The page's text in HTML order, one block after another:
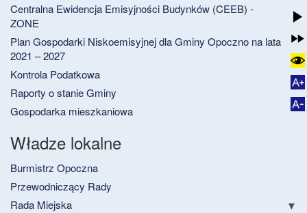
Centralna Ewidencja Emisyjności Budynków (CEEB) -
ZONE
Plan Gospodarki Niskoemisyjnej dla Gminy Opoczno na lata
2021 – 2027
Kontrola Podatkowa
Raporty o stanie Gminy
Gospodarka mieszkaniowa
Władze lokalne
Burmistrz Opoczna
Przewodniczący Rady
Rada Miejska